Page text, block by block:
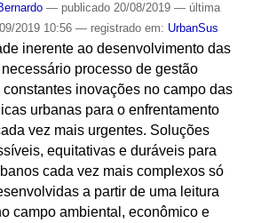
— publicado20/08/2019 — última
2019 10:56 — registrado em: UrbanSus
inerente ao desenvolvimento das
processo de gestão
inovações no campo das
urbanas para o enfrentamento
vez mais urgentes. Soluções
equitativas e duráveis para
cada vez mais complexos só
a partir de uma leitura
campo ambiental, econômico e